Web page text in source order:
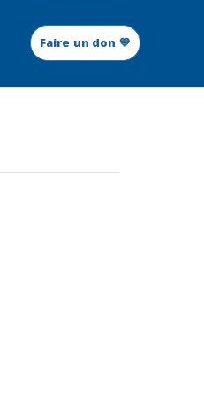
Faire un don 💙